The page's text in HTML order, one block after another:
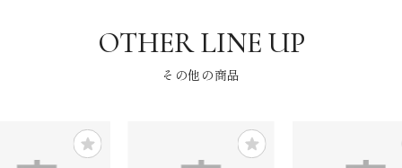
その他の商品